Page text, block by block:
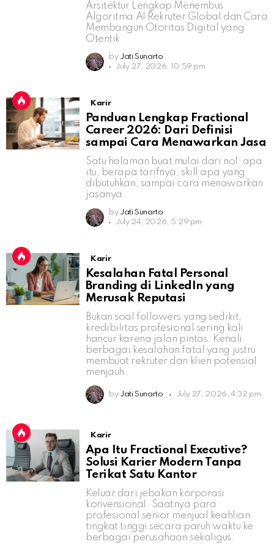
Arsitektur Lengkap Menembus
Algoritma AI Rekruter Global dan Cara
Membangun Otoritas Digital yang
Otentik
by Jati Sunarto
July 27, 2026, 10:59 pm
Karir
Panduan Lengkap Fractional
Career 2026: Dari Definisi
sampai Cara Menawarkan Jasa
Satu halaman buat mulai dari nol: apa
itu, berapa tarifnya, skill apa yang
dibutuhkan, sampai cara menawarkan
jasanya.
by Jati Sunarto
July 24, 2026, 5:29 pm
Karir
Kesalahan Fatal Personal
Branding di LinkedIn yang
Merusak Reputasi
Bukan soal followers yang sedikit,
kredibilitas profesional sering kali
hancur karena jalan pintas. Kenali
berbagai kesalahan fatal yang justru
membuat rekruter dan klien potensial
menjauh.
by Jati Sunarto July 27, 2026, 4:32 pm
Karir
Apa Itu Fractional Executive?
Solusi Karier Modern Tanpa
Terikat Satu Kantor
Keluar dari jebakan korporasi
konvensional. Saatnya para
profesional senior menjual keahlian
tingkat tinggi secara paruh waktu ke
berbagai perusahaan sekaligus.